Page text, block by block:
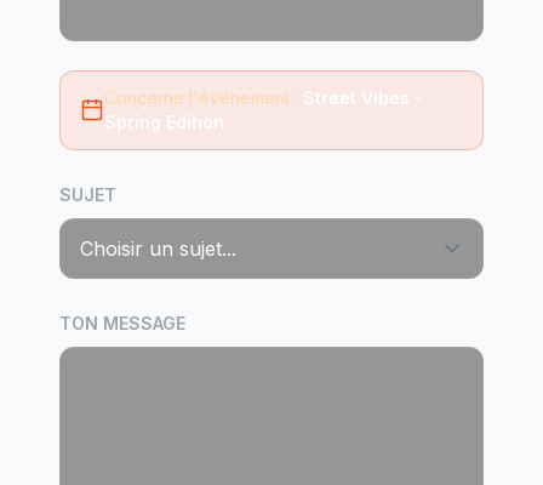
Concerne l'événement : Street Vibes -
Spring Edition
SUJET
TON MESSAGE